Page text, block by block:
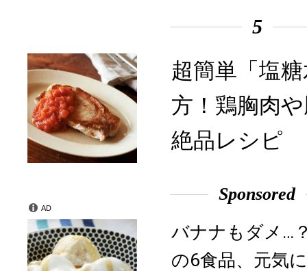
5
超簡単「塩
方！鶏胸肉
絶品レシピ
Sponsored
バナナもダメ…
の6食品、元気
AD